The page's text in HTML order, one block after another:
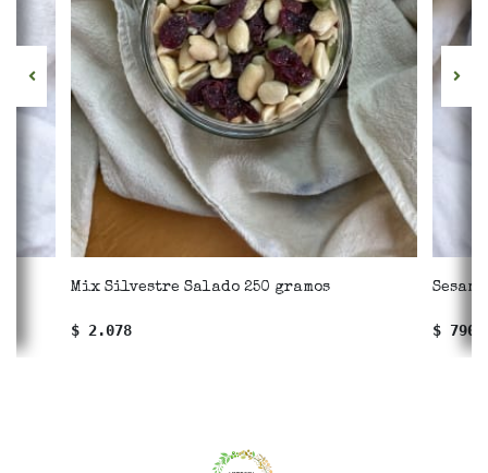
Mix Silvestre Salado 250 gramos
$ 2.078 $ 790